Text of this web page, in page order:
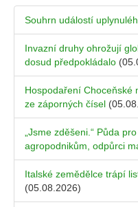
Souhrn událostí
Invazní druhy ohrožují
dosud předpokládalo
Hospodaření Choceňské
ze záporných čísel
„Jsme zděšeni.“ Půda
agropodnikům, odpůrci
Italské zemědělce trápí
(05.08.2026)